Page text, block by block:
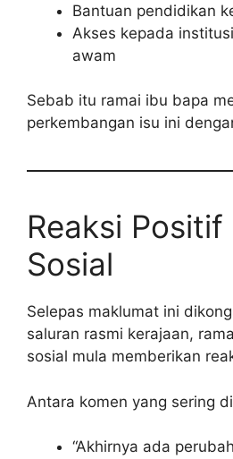
Bantuan pendidikan
Akses kepada
awam
Sebab itu ramai ibu bapa
perkembangan isu ini
Reaksi
Sosial
Selepas maklumat ini
saluran rasmi kerajaan,
sosial mula memberikan
Antara komen yang sering
“Akhirnya ada